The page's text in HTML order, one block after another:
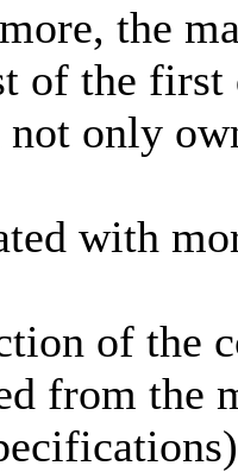
the
of the first
only
with
of the
from the